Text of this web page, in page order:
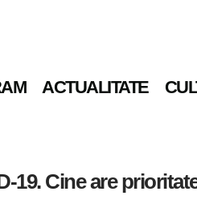
ACTUALITATE
19. Cine are